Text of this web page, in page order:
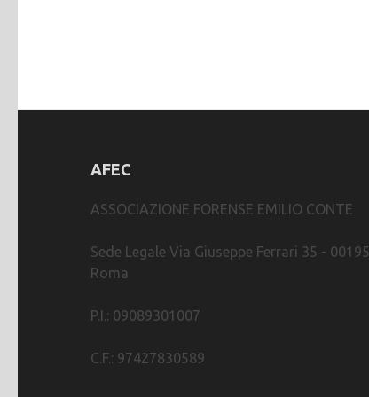
AFEC
ASSOCIAZIONE FORENSE EMILIO CONTE
Sede Legale Via Giuseppe Ferrari 35 - 00195
Roma
P.I.: 09089301007
C.F.: 97427830589